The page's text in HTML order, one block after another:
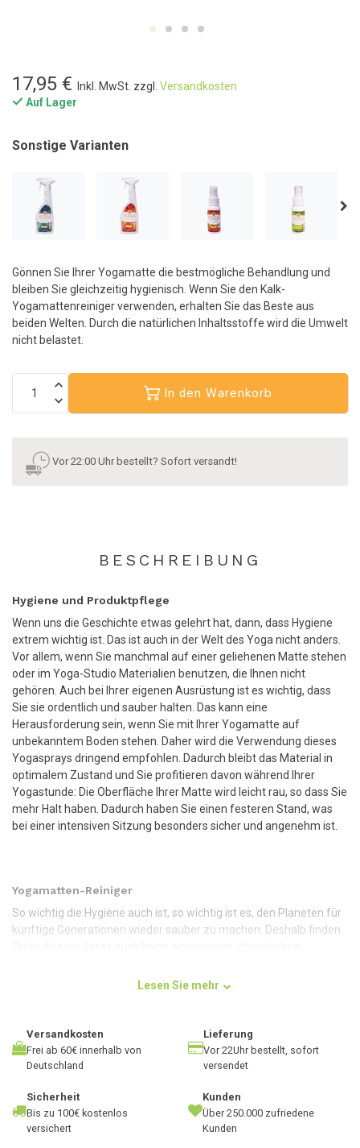
17,95 € Inkl. MwSt. zzgl. Versandkosten
Auf Lager
Sonstige Varianten
Gönnen Sie Ihrer Yogamatte die bestmögliche Behandlung und
bleiben Sie gleichzeitig hygienisch. Wenn Sie den Kalk-
Yogamattenreiniger verwenden, erhalten Sie das Beste aus
beiden Welten. Durch die natürlichen Inhaltsstoffe wird die Umwelt
nicht belastet.
In den Warenkorb
Vor 22:00 Uhr bestellt? Sofort versandt!
BESCHREIBUNG
Hygiene und Produktpflege
Wenn uns die Geschichte etwas gelehrt hat, dann, dass Hygiene
extrem wichtig ist. Das ist auch in der Welt des Yoga nicht anders.
Vor allem, wenn Sie manchmal auf einer geliehenen Matte stehen
oder im Yoga-Studio Materialien benutzen, die Ihnen nicht
gehören. Auch bei Ihrer eigenen Ausrüstung ist es wichtig, dass
Sie sie ordentlich und sauber halten. Das kann eine
Herausforderung sein, wenn Sie mit Ihrer Yogamatte auf
unbekanntem Boden stehen. Daher wird die Verwendung dieses
Yogasprays dringend empfohlen. Dadurch bleibt das Material in
optimalem Zustand und Sie profitieren davon während Ihrer
Yogastunde: Die Oberfläche Ihrer Matte wird leicht rau, so dass Sie
mehr Halt haben. Dadurch haben Sie einen festeren Stand, was
bei einer intensiven Sitzung besonders sicher und angenehm ist.
Yogamatten-Reiniger
So wichtig die Hygiene auch ist, so wichtig ist es, den Planeten für
künftige Generationen wieder sauber zu machen. Deshalb finden
Kombination aus Rapsöl und ätherischen Ölen zurückzuführen.
Natürlich bedeutet nicht weniger intensiv! Denn mit diesem
herrlich fruchtig nach Limetten duftenden Spray reinigen Sie Ihre
so dass es effektiv in der Tiefe reinigt. Außerdem duftet die
Limette herrlich frisch, so dass Sie eine neue Sitzung immer mit
einem sauberen Gefühl beginnen.
Lesen Sie mehr
Versandkosten
Frei ab 60€ innerhalb von
Deutschland
Lieferung
Vor 22Uhr bestellt, sofort
versendet
Sicherheit
Bis zu 100€ kostenlos
versichert
Kunden
Über 250.000 zufriedene
Kunden